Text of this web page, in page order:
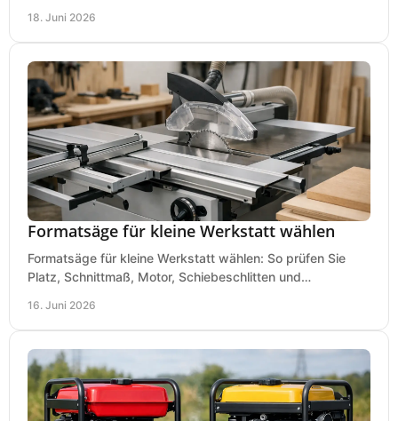
18. Juni 2026
Formatsäge für kleine Werkstatt wählen
Formatsäge für kleine Werkstatt wählen: So prüfen Sie
Platz, Schnittmaß, Motor, Schiebeschlitten und
16. Juni 2026